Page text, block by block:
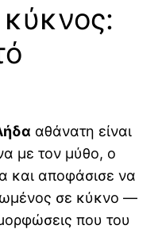
αθάνατη είναι
με τον μύθο, ο
και αποφάσισε να
σε κύκνο —
που του